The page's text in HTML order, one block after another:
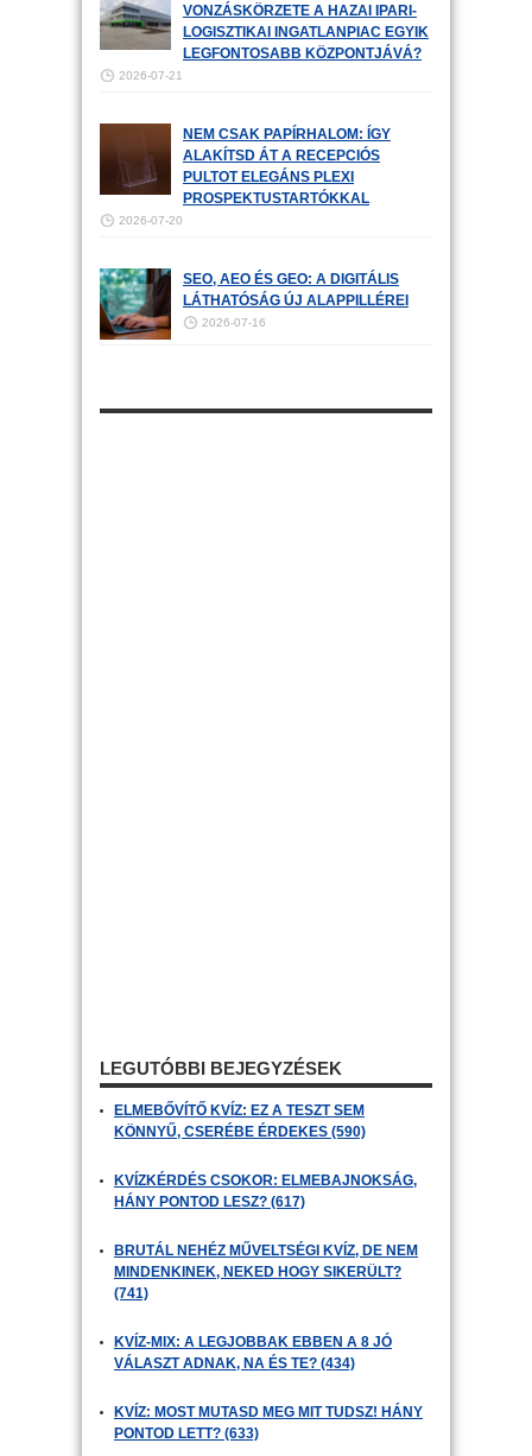
VONZÁSKÖRZETE A HAZAI IPARI-
LOGISZTIKAI INGATLANPIAC EGYIK
LEGFONTOSABB KÖZPONTJÁVÁ?
2026-07-21
NEM CSAK PAPÍRHALOM: ÍGY
ALAKÍTSD ÁT A RECEPCIÓS
PULTOT ELEGÁNS PLEXI
PROSPEKTUSTARTÓKKAL
2026-07-20
SEO, AEO ÉS GEO: A DIGITÁLIS
LÁTHATÓSÁG ÚJ ALAPPILLÉREI
2026-07-16
LEGUTÓBBI BEJEGYZÉSEK
ELMEBŐVÍTŐ KVÍZ: EZ A TESZT SEM
KÖNNYŰ, CSERÉBE ÉRDEKES (590)
KVÍZKÉRDÉS CSOKOR: ELMEBAJNOKSÁG,
HÁNY PONTOD LESZ? (617)
BRUTÁL NEHÉZ MŰVELTSÉGI KVÍZ, DE NEM
MINDENKINEK, NEKED HOGY SIKERÜLT?
(741)
KVÍZ-MIX: A LEGJOBBAK EBBEN A 8 JÓ
VÁLASZT ADNAK, NA ÉS TE? (434)
KVÍZ: MOST MUTASD MEG MIT TUDSZ! HÁNY
PONTOD LETT? (633)